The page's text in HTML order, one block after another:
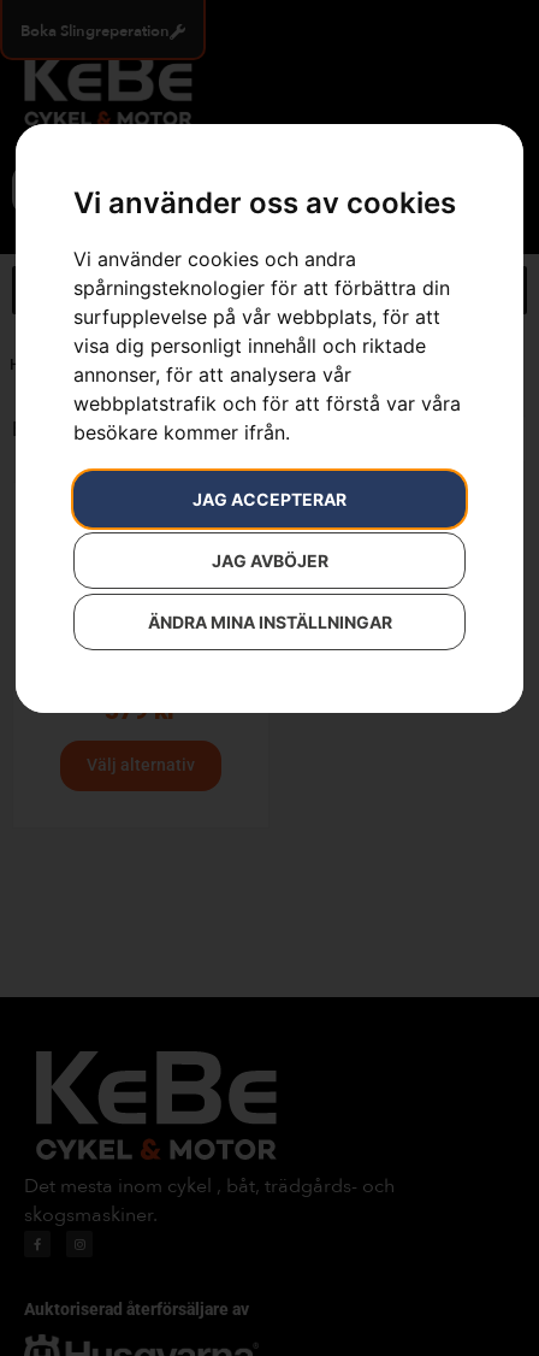
Vi använder oss av cookies
Vi använder cookies och andra
spårningsteknologier för att förbättra din
surfupplevelse på vår webbplats, för att
visa dig personligt innehåll och riktade
annonser, för att analysera vår
webbplatstrafik och för att förstå var våra
besökare kommer ifrån.
JAG ACCEPTERAR
JAG AVBÖJER
ÄNDRA MINA INSTÄLLNINGAR
Boka Slingreperation
Hem
Endast ett sökresultat
579kr
Välj alternativ
Det mesta inom cykel , båt, trädgårds- och
skogsmaskiner.
Auktoriserad återförsäljare av